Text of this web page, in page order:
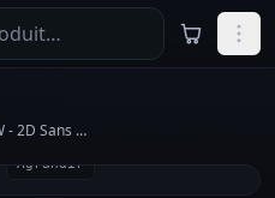
Lecteur Code Barre POSLUX BR-210W - 2D Sans Fil
Agrandir